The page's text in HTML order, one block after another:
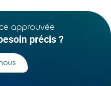
approuvée
précis ?